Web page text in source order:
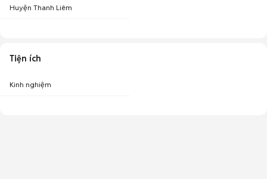
Huyện Thanh Liêm
Tiện ích
Kinh nghiệm